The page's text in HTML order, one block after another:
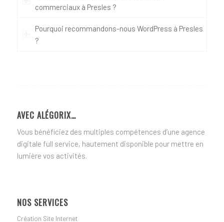
commerciaux à Presles ?
Pourquoi recommandons-nous WordPress à Presles
?
AVEC ALÉGORIX…
Vous bénéficiez des multiples compétences d’une agence
digitale full service, hautement disponible pour mettre en
lumière vos activités.
NOS SERVICES
Création Site Internet